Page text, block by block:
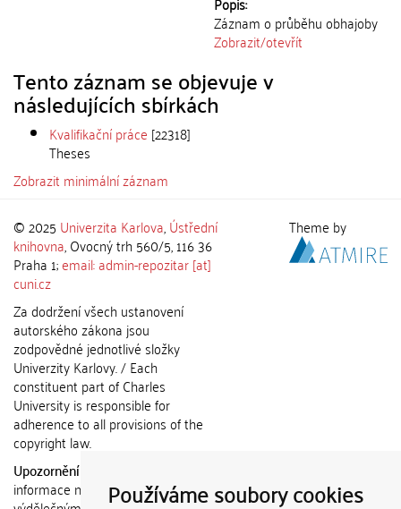
Používáme soubory cookies
Záznam o průběhu obhajoby
Zobrazit/otevřít
Tento záznam se objevuje v
následujících sbírkách
Kvalifikační práce [22318]
Theses
Zobrazit minimální záznam
© 2025 Univerzita Karlova,Ústřední
knihovna, Ovocný trh 560/5, 116 36
Praha 1;email: admin-repozitar [at]
cuni.cz
Za dodržení všech ustanovení
autorského zákona jsou
zodpovědné jednotlivé složky
Univerzity Karlovy. / Each
constituent part of Charles
University is responsible for
adherence to all provisions of the
copyright law.
Upozornění / Notice:
informace nemohou být použity k
Theme by